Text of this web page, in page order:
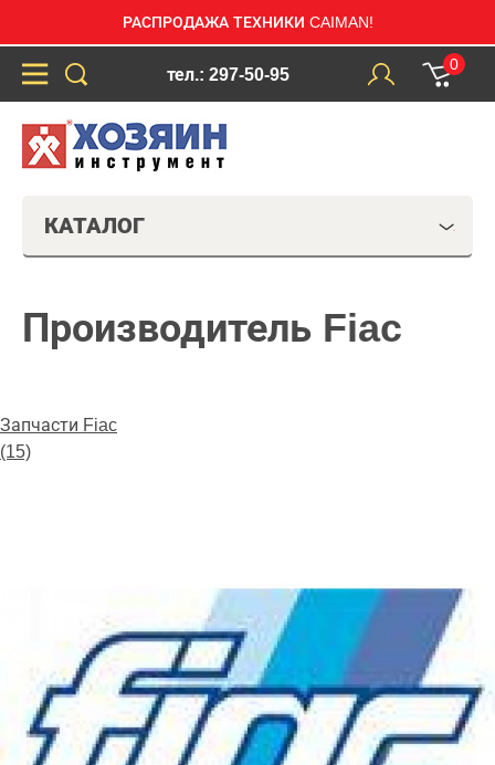
РАСПРОДАЖА ТЕХНИКИ CAIMAN!
тел.: 297-50-95
0
КАТАЛОГ
Производитель Fiac
Запчасти Fiac
(15)